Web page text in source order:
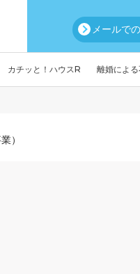
メールで
カチッと！ハウスR 離婚によ
）